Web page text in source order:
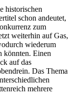
historischen
schon andeutet,
zum
weiterhin auf Gas,
wiederum
könnten. Einen
auf das
Das Thema
mehrere